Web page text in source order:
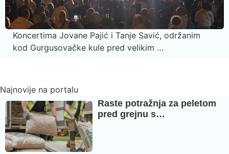
Koncertima Jovane Pajić i Tanje Savić, održanim
kod Gurgusovačke kule pred velikim …
Najnovije na portalu
Raste potražnja za peletom
pred grejnu s…